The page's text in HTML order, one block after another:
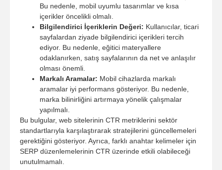
Bu nedenle, mobil uyumlu tasarımlar ve kısa
içerikler öncelikli olmalı.
Bilgilendirici İçeriklerin Değeri: Kullanıcılar, ticari
sayfalardan ziyade bilgilendirici içerikleri tercih
ediyor. Bu nedenle, eğitici materyallere
odaklanırken, satış sayfalarının da net ve anlaşılır
olması önemli.
Markalı Aramalar: Mobil cihazlarda markalı
aramalar iyi performans gösteriyor. Bu nedenle,
marka bilinirliğini artırmaya yönelik çalışmalar
yapılmalı.
Bu bulgular, web sitelerinin CTR metriklerini sektör
standartlarıyla karşılaştırarak stratejilerini güncellemeleri
gerektiğini gösteriyor. Ayrıca, farklı anahtar kelimeler için
SERP düzenlemelerinin CTR üzerinde etkili olabileceği
unutulmamalı.